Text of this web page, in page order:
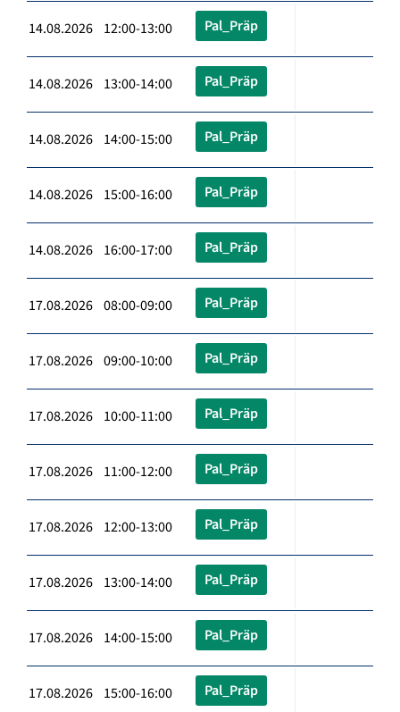
14.08.2026 12:00-13:00 Pal_Präp
14.08.2026 13:00-14:00 Pal_Präp
14.08.2026 14:00-15:00 Pal_Präp
14.08.2026 15:00-16:00 Pal_Präp
14.08.2026 16:00-17:00 Pal_Präp
17.08.2026 08:00-09:00 Pal_Präp
17.08.2026 09:00-10:00 Pal_Präp
17.08.2026 10:00-11:00 Pal_Präp
17.08.2026 11:00-12:00 Pal_Präp
17.08.2026 12:00-13:00 Pal_Präp
17.08.2026 13:00-14:00 Pal_Präp
17.08.2026 14:00-15:00 Pal_Präp
17.08.2026 15:00-16:00 Pal_Präp